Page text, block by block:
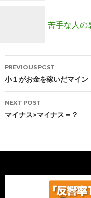
苦手な人の
Post
navigation
PREVIOUS POST
小１がお金を稼いだマイン
NEXT POST
マイナス×マイナス＝？